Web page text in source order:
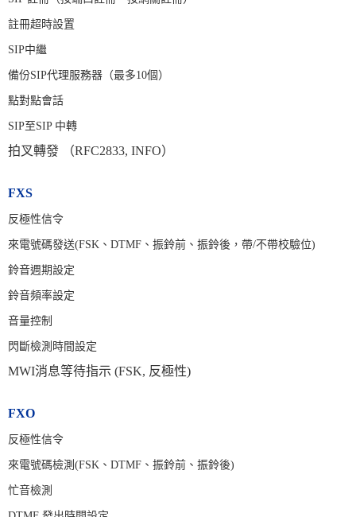
註冊超時設置
SIP中繼
備份SIP代理服務器（最多10個）
點對點會話
SIP至SIP 中轉
拍叉轉發 （RFC2833, INFO）
FXS
反極性信令
來電號碼發送(FSK、DTMF、振鈴前、振鈴後，帶/不帶校驗位)
鈴音週期設定
鈴音頻率設定
音量控制
閃斷檢測時間設定
MWI消息等待指示 (FSK, 反極性)
FXO
反極性信令
來電號碼檢測(FSK、DTMF、振鈴前、振鈴後)
忙音檢測